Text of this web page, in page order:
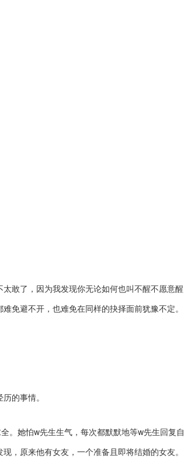
敢了，因为我发现你无论如何也叫不醒不愿意醒
免避不开，也难免在同样的抉择面前犹豫不定。
的事情。
。她怕w先生生气，每次都默默地等w先生回复自
，原来他有女友，一个准备且即将结婚的女友。